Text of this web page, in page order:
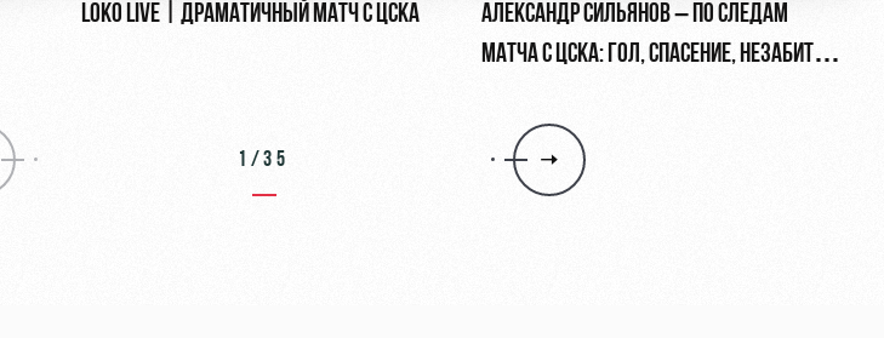
LOKO LIVE | ДРАМАТИЧНЫЙ МАТЧ С ЦСКА
АЛЕКСАНДР СИЛЬЯНОВ – ПО СЛЕДАМ
МАТЧА С ЦСКА: ГОЛ, СПАСЕНИЕ, НЕЗАБИТЫЙ
1/35